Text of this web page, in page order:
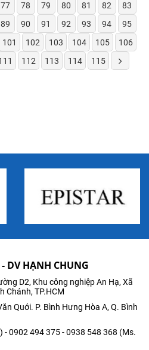
77 78 79 80 81 82
83
89 90 91 92 93 94
95
101 102 103 104 105
106
112 113 114 115
DV HẠNH CHUNG
D2, Khu công nghiệp An Hạ, Xã
Chánh, TP.HCM
Quới. P. Bình Hưng Hòa A, Q. Bình
- 0902 494 375 - 0938 548 368 (Ms.